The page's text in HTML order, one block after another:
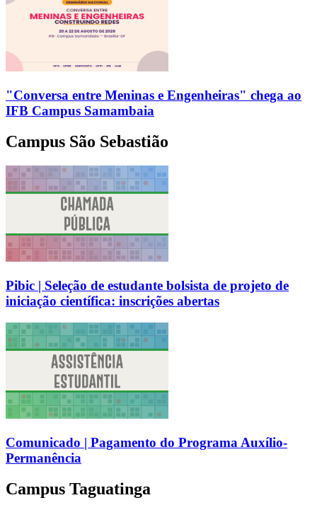
"Conversa entre Meninas e Engenheiras" chega ao
IFB Campus Samambaia
Campus São Sebastião
Pibic | Seleção de estudante bolsista de projeto de
iniciação científica: inscrições abertas
Comunicado | Pagamento do Programa Auxílio-
Permanência
Campus Taguatinga